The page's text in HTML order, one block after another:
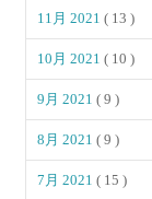
11月 2021( 13 )
10月 2021( 10 )
9月 2021( 9 )
8月 2021( 9 )
7月 2021( 15 )